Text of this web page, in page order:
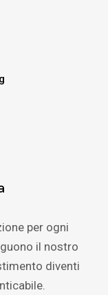
per ogni
il nostro
diventi